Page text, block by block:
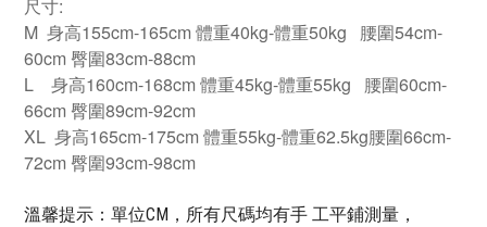
尺寸:
M 身高155cm-165cm 體重40kg-體重50kg 腰圍54cm-
60cm 臀圍83cm-88cm
L 身高160cm-168cm 體重45kg-體重55kg 腰圍60cm-
66cm 臀圍89cm-92cm
XL 身高165cm-175cm 體重55kg-體重62.5kg腰圍66cm-
72cm 臀圍93cm-98cm
溫馨提示：單位CM，所有尺碼均有手 工平鋪測量，